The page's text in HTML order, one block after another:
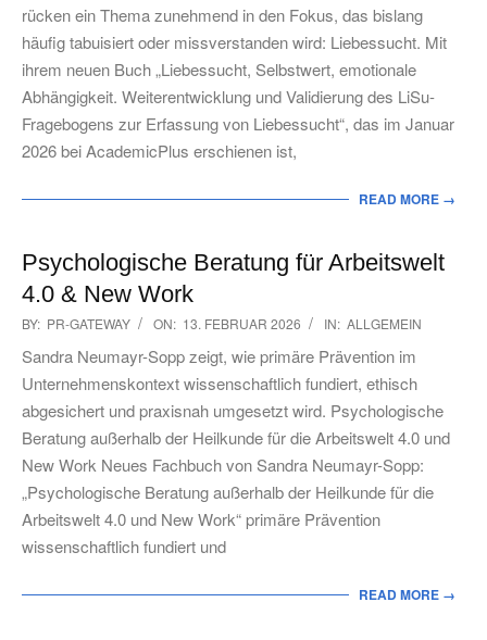
rücken ein Thema zunehmend in den Fokus, das bislang
häufig tabuisiert oder missverstanden wird: Liebessucht. Mit
ihrem neuen Buch „Liebessucht, Selbstwert, emotionale
Abhängigkeit. Weiterentwicklung und Validierung des LiSu-
Fragebogens zur Erfassung von Liebessucht“, das im Januar
2026 bei AcademicPlus erschienen ist,
READ MORE →
Psychologische Beratung für Arbeitswelt
4.0 & New Work
2026-
02-
13
BY: PR-GATEWAY ON: 13. FEBRUAR 2026 IN: ALLGEMEIN
Sandra Neumayr-Sopp zeigt, wie primäre Prävention im
Unternehmenskontext wissenschaftlich fundiert, ethisch
abgesichert und praxisnah umgesetzt wird. Psychologische
Beratung außerhalb der Heilkunde für die Arbeitswelt 4.0 und
New Work Neues Fachbuch von Sandra Neumayr-Sopp:
„Psychologische Beratung außerhalb der Heilkunde für die
Arbeitswelt 4.0 und New Work“ primäre Prävention
wissenschaftlich fundiert und
READ MORE →